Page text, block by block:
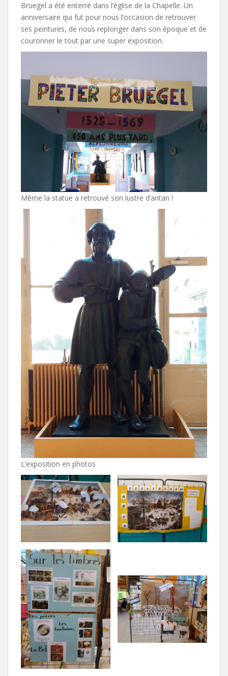
Bruegel a été enterré dans l’église de la Chapelle. Un
anniversaire qui fut pour nous l’occasion de retrouver
ses peintures, de nous replonger dans son époque et de
couronner le tout par une super exposition.
Même la statue a retrouvé son lustre d’antan !
L’exposition en photos